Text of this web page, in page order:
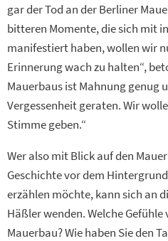
gar der Tod an der Berliner
bitteren Momente, die sich mit
manifestiert haben, wollen wir
Erinnerung wach zu halten“,
Mauerbaus ist Mahnung genug
Vergessenheit geraten. Wir
Stimme geben.“
Wer also mit Blick auf den
Geschichte vor dem
erzählen möchte, kann sich an
Häßler wenden. Welche
Mauerbau? Wie haben Sie den